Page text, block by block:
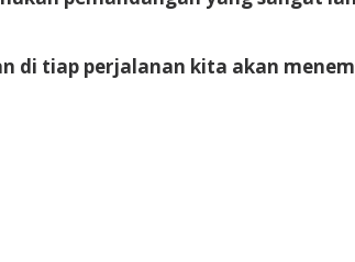
di tiap perjalanan kita akan